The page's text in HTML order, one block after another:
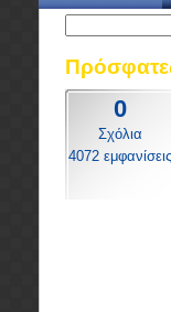
0
Σχόλια
4072 εμφανίσεις